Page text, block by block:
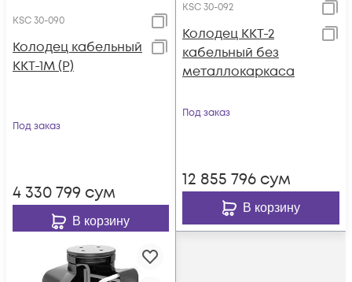
KSC 30-090
Колодец кабельный
ККТ-1М (Р)
Под заказ
4 330 799 сум
В корзину
KSC 30-092
Колодец ККТ-2
кабельный без
металлокаркаса
Под заказ
12 855 796 сум
В корзину